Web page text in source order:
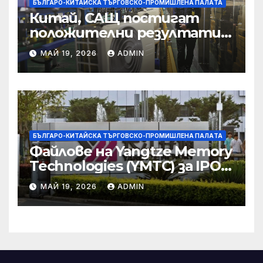
БЪЛГАРО-КИТАЙСКА ТЪРГОВСКО-ПРОМИШЛЕНА ПАЛAТА
Китай, САЩ постигат
положителни резултати в
икономическите и
търговски консултации:
министерство
МАЙ 19, 2026 ADMIN
БЪЛГАРО-КИТАЙСКА ТЪРГОВСКО-ПРОМИШЛЕНА ПАЛAТА
Файлове на Yangtze Memory
Technologies (YMTC) за IPO
на STAR Market
МАЙ 19, 2026 ADMIN